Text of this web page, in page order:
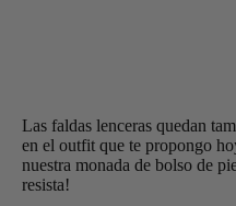
Las faldas lenceras quedan
en el outfit que te propongo
nuestra monada de bolso de
resista!